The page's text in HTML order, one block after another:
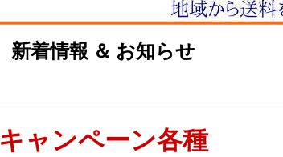
新着情報 ＆ お知らせ
キャンペーン各種